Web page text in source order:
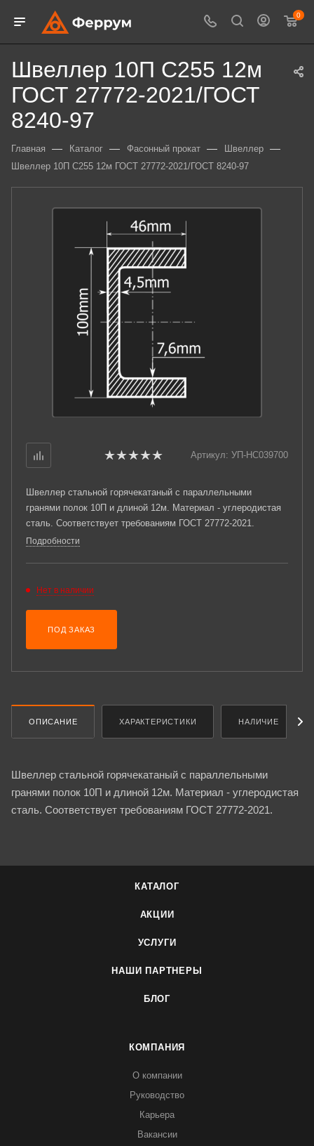
0
Швеллер 10П С255 12м
ГОСТ 27772-2021/ГОСТ
8240-97
Главная — Каталог — Фасонный прокат — Швеллер —
Швеллер 10П С255 12м ГОСТ 27772-2021/ГОСТ 8240-97
Артикул: УП-НС039700
Швеллер стальной горячекатаный с параллельными
гранями полок 10П и длиной 12м. Материал - углеродистая
сталь. Соответствует требованиям ГОСТ 27772-2021.
Подробности
Нет в наличии
ПОД ЗАКАЗ
ОПИСАНИЕ ХАРАКТЕРИСТИКИ НАЛИЧИЕ
Швеллер стальной горячекатаный с параллельными
гранями полок 10П и длиной 12м. Материал - углеродистая
сталь. Соответствует требованиям ГОСТ 27772-2021.
КАТАЛОГ
АКЦИИ
УСЛУГИ
НАШИ ПАРТНЕРЫ
БЛОГ
КОМПАНИЯ
О компании
Руководство
Карьера
Вакансии